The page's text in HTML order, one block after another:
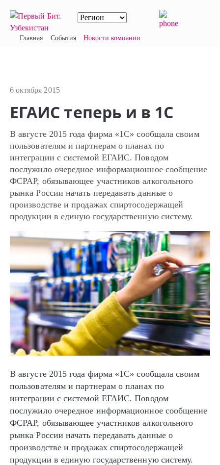
Главная События Новости компании
6 октября 2015
ЕГАИС теперь и в 1С
В августе 2015 года фирма «1С» сообщала своим
пользователям и партнерам о планах по
интеграции с системой ЕГАИС. Поводом
послужило очередное информационное сообщение
ФСРАР, обязывающее участников алкогольного
рынка России начать передавать данные о
производстве и продажах спиртосодержащей
продукции в единую государственную систему.
В августе 2015 года фирма «1С» сообщала своим
пользователям и партнерам о планах по
интеграции с системой ЕГАИС. Поводом
послужило очередное информационное сообщение
ФСРАР, обязывающее участников алкогольного
рынка России начать передавать данные о
производстве и продажах спиртосодержащей
продукции в единую государственную систему.